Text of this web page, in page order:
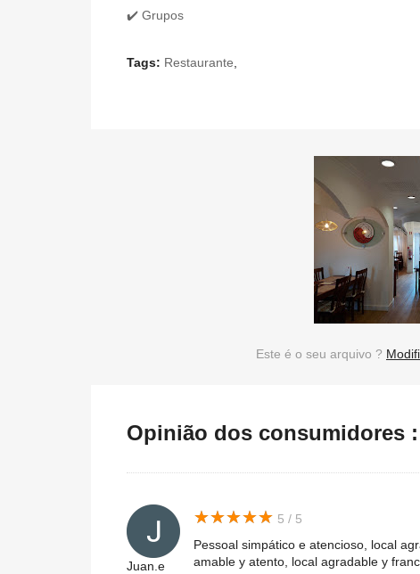
✔️ Grupos
Tags: Restaurante
Este é o seu arquivo ?
Opinião dos consumidores :
Juan.e
★★★★★
★★★★★ 5 / 5
Pessoal simpático e atencioso, local
amable y atento, local agradable y